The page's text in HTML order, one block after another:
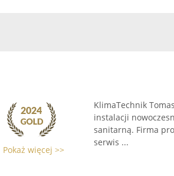
Pokaż więcej >>
KlimaTechnik
instalacji
sanitarną. Firma
serwis ...